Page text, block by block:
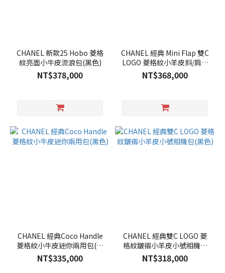
CHANEL 新款25 Hobo 菱格
紋亮面小牛皮流浪包(黑色)
NT$378,000
CHANEL 經典 Mini Flap 雙C
LOGO 菱格紋小羊皮斜/肩背
包(黑色)
NT$368,000
CHANEL 經典Coco Handle
菱格紋小牛皮迷你兩用包(黑
色)
NT$335,000
CHANEL 經典雙C LOGO 菱
格紋皺褶小羊皮小號相機包
(黑色)
NT$318,000